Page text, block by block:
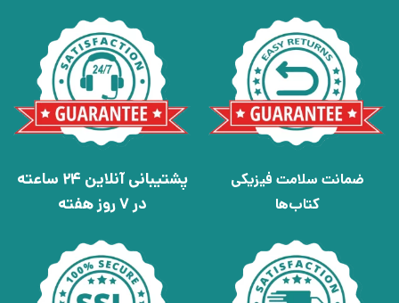
ضمانت سلامت فیزیکی
کتاب‌ها
پشتیبانی آنلاین 24 ساعته
در 7 روز هفته